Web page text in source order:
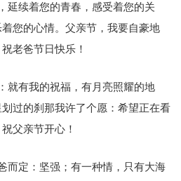
延续着您的青春，感受着您的关
您的心情。父亲节，我要自豪地
老爸节日快乐！
就有我的祝福，有月亮照耀的地
过的刹那我许了个愿：希望正在看
父亲节开心！
而定：坚强；有一种情，只有大海